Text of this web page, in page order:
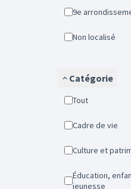
9e
Non localisé
Catégorie
Tout
Cadre de vie
Culture et
Éducation, enfance et
jeunesse